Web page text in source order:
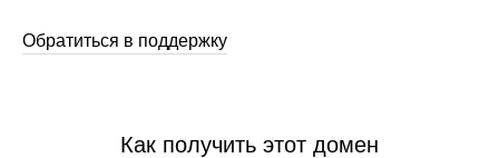
Обратиться в поддержку
Как получить этот домен